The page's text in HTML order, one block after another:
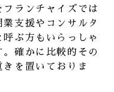
フランチャイズでは
業支援やコンサルタ
呼ぶ方もいらっしゃ
。確かに比較的その
きを置いておりま